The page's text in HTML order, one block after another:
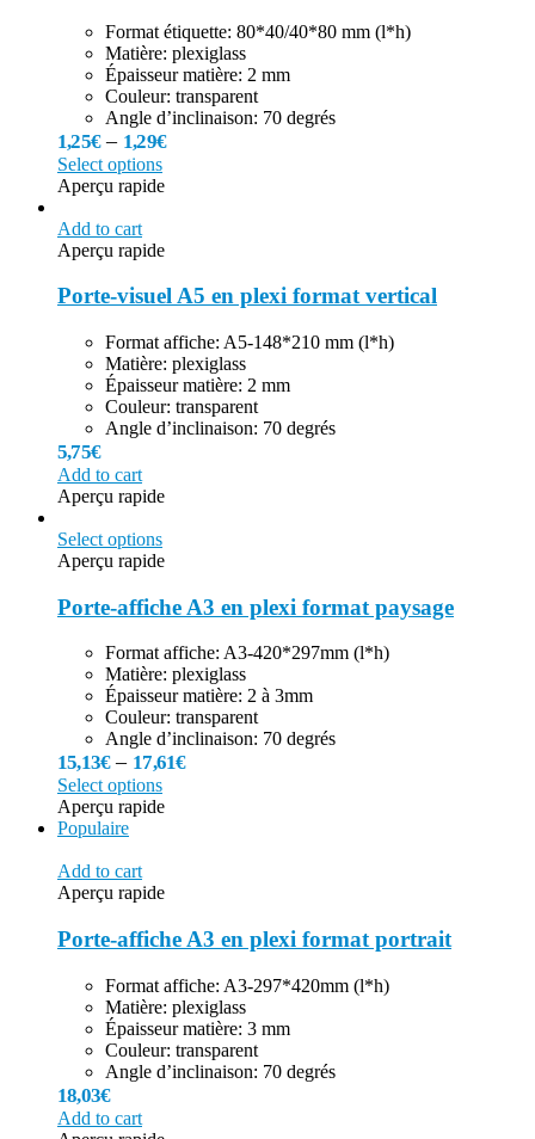
Format étiquette: 80*40/40*80 mm (l*h)
Matière: plexiglass
Épaisseur matière: 2 mm
Couleur: transparent
Angle d’inclinaison: 70 degrés
1,25€– 1,29€
Select options
Aperçu rapide
Add to cart
Aperçu rapide
Porte-visuel A5 en plexi format vertical
Format affiche: A5-148*210 mm (l*h)
Matière: plexiglass
Épaisseur matière: 2 mm
Couleur: transparent
Angle d’inclinaison: 70 degrés
5,75€
Add to cart
Aperçu rapide
Select options
Aperçu rapide
Porte-affiche A3 en plexi format paysage
Format affiche: A3-420*297mm (l*h)
Matière: plexiglass
Épaisseur matière: 2 à 3mm
Couleur: transparent
Angle d’inclinaison: 70 degrés
15,13€– 17,61€
Select options
Aperçu rapide
Populaire
Add to cart
Aperçu rapide
Porte-affiche A3 en plexi format portrait
Format affiche: A3-297*420mm (l*h)
Matière: plexiglass
Épaisseur matière: 3 mm
Couleur: transparent
Angle d’inclinaison: 70 degrés
18,03€
Add to cart